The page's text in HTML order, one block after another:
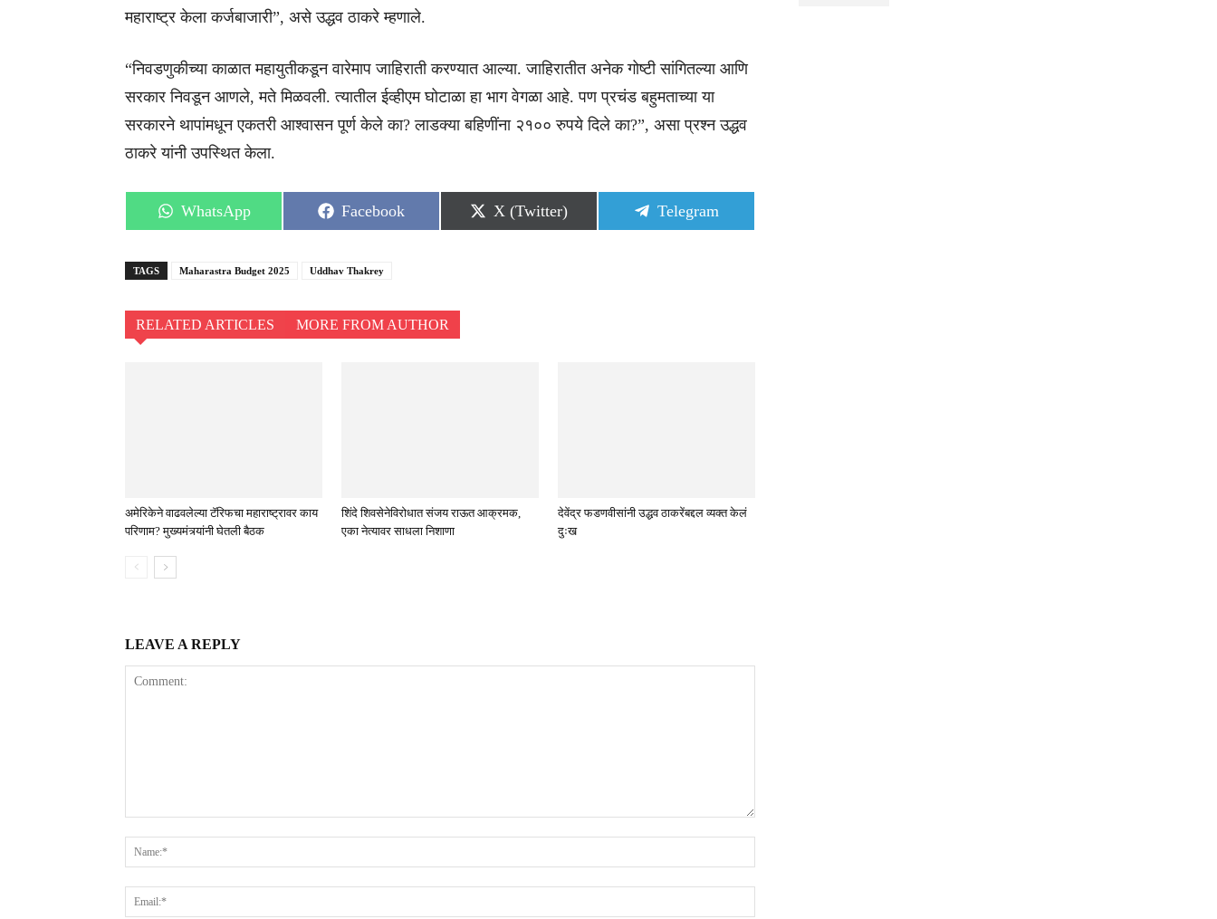
महाराष्ट्र केला कर्जबाजारी”, असे उद्धव ठाकरे म्हणाले.
“निवडणुकीच्या काळात महायुतीकडून वारेमाप जाहिराती करण्यात आल्या. जाहिरातीत अनेक गोष्टी सांगितल्या आणि
सरकार निवडून आणले, मते मिळवली. त्यातील ईव्हीएम घोटाळा हा भाग वेगळा आहे. पण प्रचंड बहुमताच्या या
सरकारने थापांमधून एकतरी आश्वासन पूर्ण केले का? लाडक्या बहिणींना २१०० रुपये दिले का?”, असा प्रश्न उद्धव
ठाकरे यांनी उपस्थित केला.
Share
on
WhatsApp
Share
on
Facebook
Share
on
X (Twitter)
Share
on
Telegram
TAGS Maharastra Budget 2025 Uddhav Thakrey
RELATED ARTICLES MORE FROM AUTHOR
अमेरिकेने वाढवलेल्या टॅरिफचा महाराष्ट्रावर काय
परिणाम? मुख्यमंत्र्यांनी घेतली बैठक
शिंदे शिवसेनेविरोधात संजय राऊत आक्रमक,
एका नेत्यावर साधला निशाणा
देवेंद्र फडणवीसांनी उद्धव ठाकरेंबद्दल व्यक्त केलं
दुःख
LEAVE A REPLY